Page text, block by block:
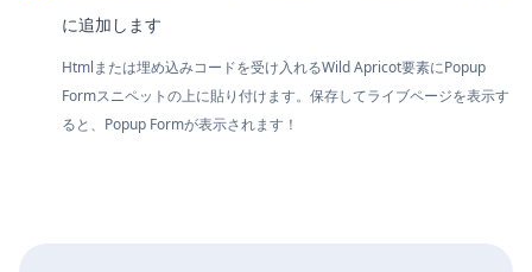
に追加します
Htmlまたは埋め込みコードを受け入れるWild Apricot要素にPopup
Formスニペットの上に貼り付けます。保存してライブページを表示す
ると、Popup Formが表示されます！